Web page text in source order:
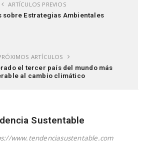
ARTÍCULOS PREVIOS
sobre Estrategias Ambientales
ARTÍCULOS
el tercer país del mundo más
al cambio climático
Sustentable
www.tendenciasustentable.com